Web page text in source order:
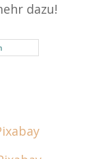
dazu!